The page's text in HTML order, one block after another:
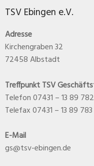
TSV Ebingen e.V.
Adresse
Kirchengraben 32
72458 Albstadt
Treffpunkt TSV
Telefon 07431 – 13 89 782
Telefax 07431 – 13 89 783
E-Mail
gs@tsv-ebingen.de